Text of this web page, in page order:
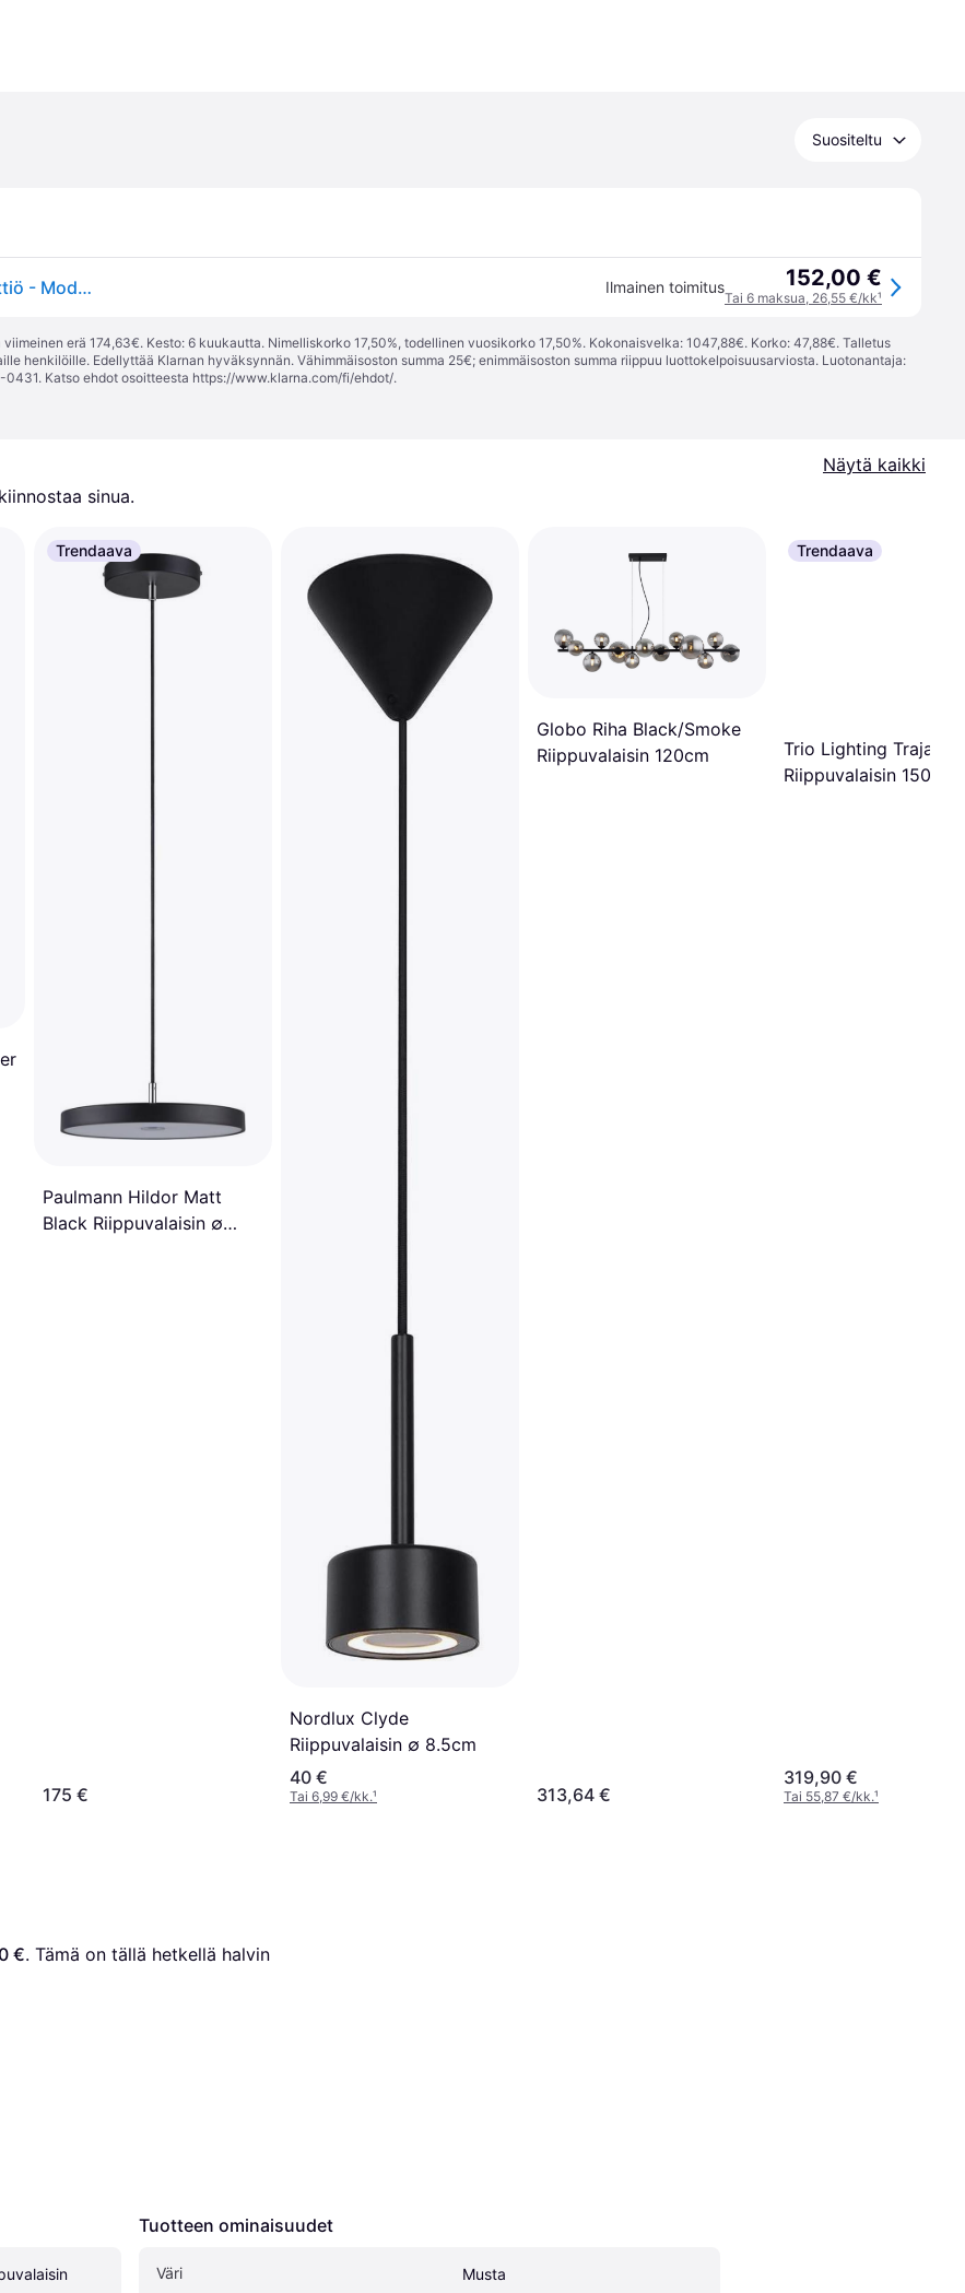
Suositeltu
Clyde 4 LED Riippuvalaisin Long Black - Nordlux - Keittiö - Moderni - Metalli - Monilamppuinen Ilmainen toimitus 152,00 €
Tai 6 maksua, 26,55 €/kk¹
erä 174,63€. Kesto: 6 kuukautta. Nimelliskorko 17,50%, todellinen vuosikorko 17,50%. Kokonaisvelka: 1047,88€. Korko: 47,88€. Talletus
henkilöille. Edellyttää Klarnan hyväksynnän. Vähimmäisoston summa 25€; enimmäisoston summa riippuu luottokelpoisuusarviosta. Luotonantaja:
0431. Katso ehdot osoitteesta https://www.klarna.com/fi/ehdot/.
Näytä kaikki
sinua.
Trendaava
Paulmann Hildor Matt
Black Riippuvalaisin ∅
175 €
Nordlux Clyde
Riippuvalaisin ∅ 8.5cm
40 €
Tai 6,99 €/kk.¹
Globo Riha Black/Smoke
Riippuvalaisin 120cm
313,64 €
Trendaava
Trio Lighting Trajan
Riippuvalaisin 150cm
319,90 €
Tai 55,87 €/kk.¹
€. Tämä on tällä hetkellä halvin
Tuotteen ominaisuudet
Väri Musta